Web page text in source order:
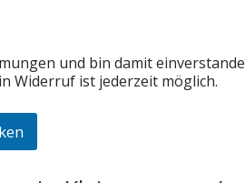
und bin damit
Widerruf ist jederzeit möglich.